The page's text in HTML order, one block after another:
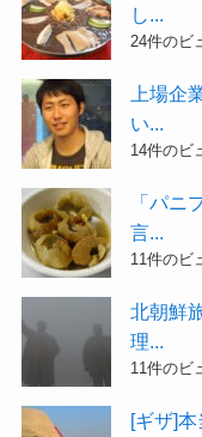
し...
24件のビ
上場企
い...
14件のビ
「パニ
言...
11件のビ
北朝鮮
理...
11件のビ
[ギザ]